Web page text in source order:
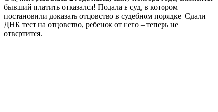
бывший платить отказался! Подала в суд, в котором
постановили доказать отцовство в судебном порядке. Сдали
ДНК тест на отцовство, ребенок от него – теперь не
отвертится.